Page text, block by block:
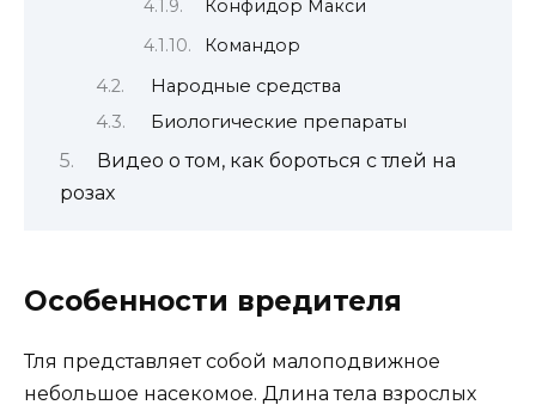
Конфидор Макси
Командор
Народные средства
Биологические препараты
Видео о том, как бороться с тлей на
розах
Особенности вредителя
Тля представляет собой малоподвижное
небольшое насекомое. Длина тела взрослых